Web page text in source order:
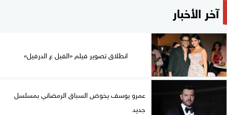
آخر الأخبار
انطلاق تصوير فيلم «الفيل ع الدرفيل»
عمرو يوسف يخوض السباق الرمضاني بمسلسل
جديد